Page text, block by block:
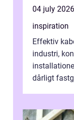
04 july 2026
inspiration
Effektiv
industri,
dårligt